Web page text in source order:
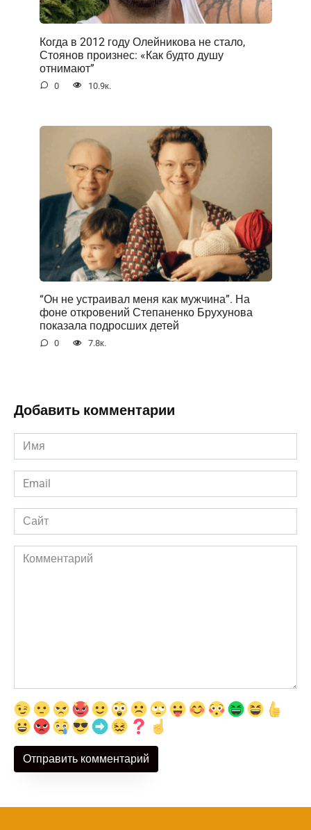
Когда в 2012 году Олейникова не стало,
Стоянов произнес: «Как будто душу
отнимают”
0 10.9к.
“Он не устраивал меня как мужчина”. На
фоне открoвений Степаненко Брухунова
показала подросших детей
0 7.8к.
Добавить комментарии
Имя
*
Email
*
Сайт
Комментарий